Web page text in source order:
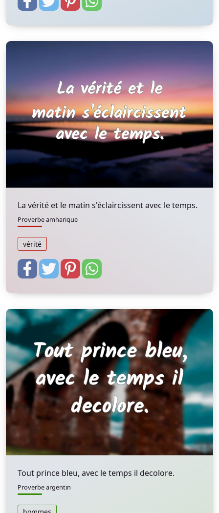
La vérité et le matin s'éclaircissent avec le temps.
Proverbe amharique
vérité
Tout prince bleu, avec le temps il decolore.
Proverbe argentin